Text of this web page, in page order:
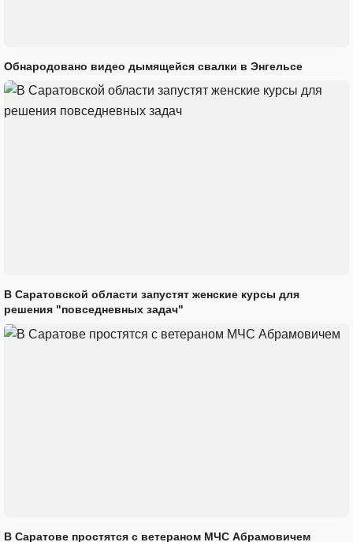
Обнародовано видео дымящейся свалки в Энгельсе
В Саратовской области запустят женские курсы для
решения "повседневных задач"
В Саратове простятся с ветераном МЧС Абрамовичем